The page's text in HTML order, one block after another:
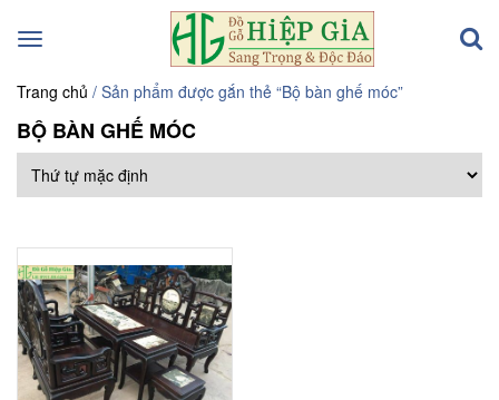
Toggle
Trang chủ / Sản phẩm được gắn thẻ “Bộ bàn ghế móc”
BỘ BÀN GHẾ MÓC